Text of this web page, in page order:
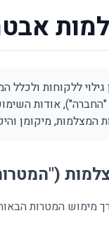
(להלן:
המצלמות, מיקומן
מימוש המטרות